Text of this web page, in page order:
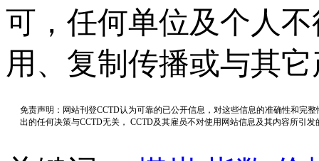
可，任何单位及个人
用、复制传播或与其
免责声明：网站刊登CCTD认为可靠的已公开信息，对这些信息的准确性和完
出的任何决策与CCTD无关， CCTD及其雇员不对使用网站信息及其内容所引